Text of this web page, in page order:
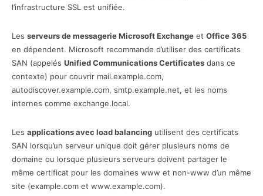
l’infrastructure SSL est unifiée.
Les serveurs de messagerie Microsoft Exchange et Office 365
en dépendent. Microsoft recommande d’utiliser des certificats
SAN (appelés Unified Communications Certificates dans ce
contexte) pour couvrir mail.example.com,
autodiscover.example.com, smtp.example.net, et les noms
internes comme exchange.local.
Les applications avec load balancing utilisent des certificats
SAN lorsqu’un serveur unique doit gérer plusieurs noms de
domaine ou lorsque plusieurs serveurs doivent partager le
même certificat pour les domaines www et non-www d’un même
site (example.com et www.example.com).